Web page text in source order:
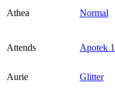
Athea Normal
Attends Apotek 1
Aurie
Glitter